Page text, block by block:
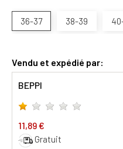
36-37 38-39
Vendu et expédié par:
BEPPI
11,89 €
Gratuit